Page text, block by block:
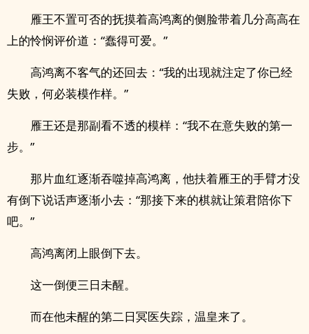
雁王不置可否的抚摸着高鸿离的侧脸带着几分高高在
上的怜悯评价道：“蠢得可爱。”
高鸿离不客气的还回去：“我的出现就注定了你已经
失败，何必装模作样。”
雁王还是那副看不透的模样：“我不在意失败的第一
步。”
那片血红逐渐吞噬掉高鸿离，他扶着雁王的手臂才没
有倒下说话声逐渐小去：“那接下来的棋就让策君陪你下
吧。”
高鸿离闭上眼倒下去。
这一倒便三日未醒。
而在他未醒的第二日冥医失踪，温皇来了。